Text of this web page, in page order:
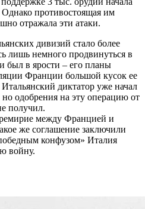
противостоящая им
отражала эти атаки.
дивизий стало более
лишь немного продвинуться в
в ярости – его планы
Франции большой кусок ее
диктатор уже начал
одобрения на эту операцию от
получил.
между Францией и
же соглашение заключили
конфузом» Италия
войну.